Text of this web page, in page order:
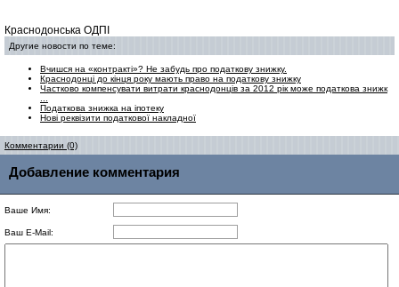
Краснодонська ОДПІ
Другие новости по теме:
Вчишся на «контракті»? Не забудь про податкову знижку.
Краснодонці до кінця року мають право на податкову знижку
Частково компенсувати витрати краснодонців за 2012 рік може податкова знижк
Податкова знижка на іпотеку
Нові реквізити податкової накладної
Комментарии (0)
Добавление комментария
Ваше Имя:
Ваш E-Mail: